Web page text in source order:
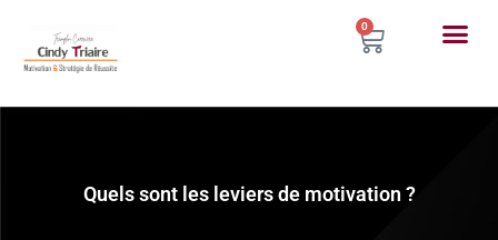
0
Quels sont les leviers de motivation ?